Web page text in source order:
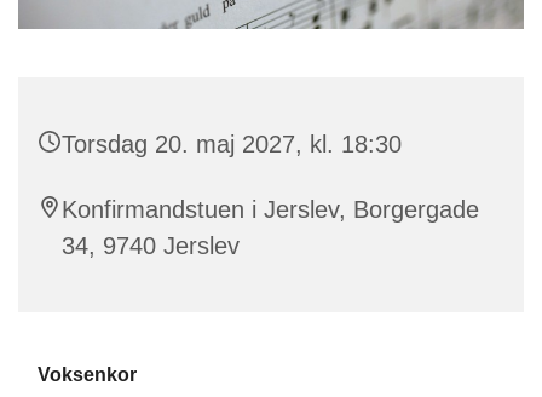
Torsdag 20. maj 2027, kl. 18:30
Konfirmandstuen i Jerslev, Borgergade
34, 9740 Jerslev
Voksenkor